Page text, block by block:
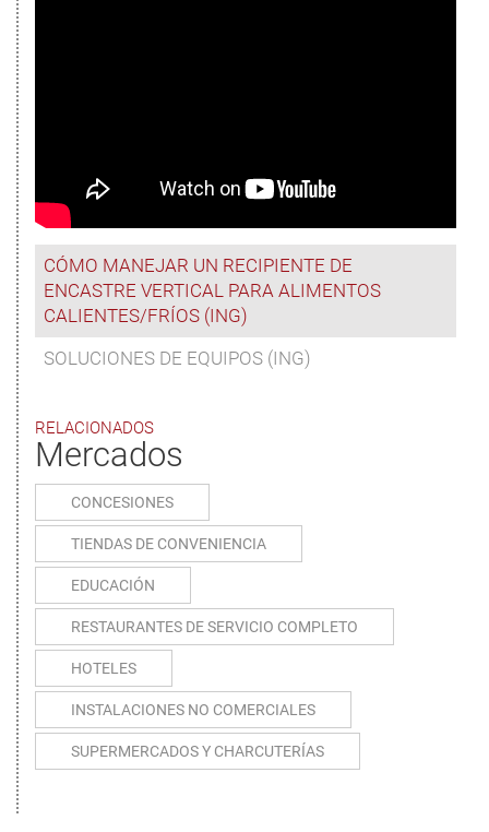
CÓMO MANEJAR UN RECIPIENTE DE
ENCASTRE VERTICAL PARA ALIMENTOS
CALIENTES/FRÍOS (ING)
SOLUCIONES DE EQUIPOS (ING)
RELACIONADOS
Mercados
CONCESIONES
TIENDAS DE CONVENIENCIA
EDUCACIÓN
RESTAURANTES DE SERVICIO COMPLETO
HOTELES
INSTALACIONES NO COMERCIALES
SUPERMERCADOS Y CHARCUTERÍAS